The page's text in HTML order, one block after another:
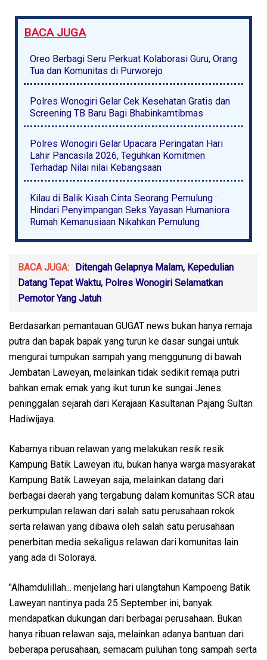
BACA JUGA
Oreo Berbagi Seru Perkuat Kolaborasi Guru, Orang
Tua dan Komunitas di Purworejo
Polres Wonogiri Gelar Cek Kesehatan Gratis dan
Screening TB Baru Bagi Bhabinkamtibmas
Polres Wonogiri Gelar Upacara Peringatan Hari
Lahir Pancasila 2026, Teguhkan Komitmen
Terhadap Nilai nilai Kebangsaan
Kilau di Balik Kisah Cinta Seorang Pemulung :
Hindari Penyimpangan Seks Yayasan Humaniora
Rumah Kemanusiaan Nikahkan Pemulung
BACA JUGA: Ditengah Gelapnya Malam, Kepedulian
Datang Tepat Waktu, Polres Wonogiri Selamatkan
Pemotor Yang Jatuh
Berdasarkan pemantauan GUGAT news bukan hanya remaja
putra dan bapak bapak yang turun ke dasar sungai untuk
mengurai tumpukan sampah yang menggunung di bawah
Jembatan Laweyan, melainkan tidak sedikit remaja putri
bahkan emak emak yang ikut turun ke sungai Jenes
peninggalan sejarah dari Kerajaan Kasultanan Pajang Sultan
Hadiwijaya.
Kabarnya ribuan relawan yang melakukan resik resik
Kampung Batik Laweyan itu, bukan hanya warga masyarakat
Kampung Batik Laweyan saja, melainkan datang dari
berbagai daerah yang tergabung dalam komunitas SCR atau
perkumpulan relawan dari salah satu perusahaan rokok
serta relawan yang dibawa oleh salah satu perusahaan
penerbitan media sekaligus relawan dari komunitas lain
yang ada di Soloraya.
"Alhamdulillah... menjelang hari ulangtahun Kampoeng Batik
Laweyan nantinya pada 25 September ini, banyak
mendapatkan dukungan dari berbagai perusahaan. Bukan
hanya ribuan relawan saja, melainkan adanya bantuan dari
beberapa perusahaan, semacam puluhan tong sampah serta